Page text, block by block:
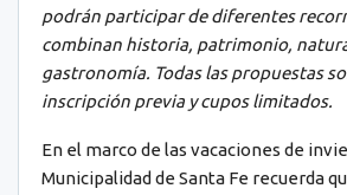
podrán participar de diferentes
combinan historia, patrimonio,
gastronomía. Todas las propuestas
inscripción previa y cupos limitados.
En el marco de las vacaciones de
Municipalidad de Santa Fe recuerda